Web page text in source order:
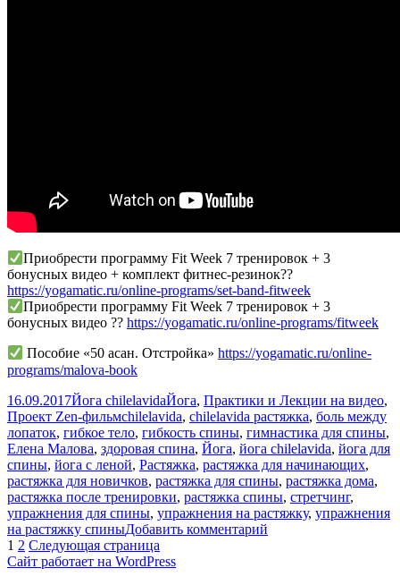
Приобрести программу Fit Week 7 тренировок + 3
бонусных видео + комплект фитнес-резинок??
https://yogamatic.ru/online-programs/set-band-fitweek
Приобрести программу Fit Week 7 тренировок + 3
бонусных видео ?? https://yogamatic.ru/online-programs/fitweek
Пособие «50 асан. Отстройка»https://yogamatic.ru/online-
programs/malova-book
Опубликовано
16.09.2017Автор
Йога chilelavidaРубрики
Йога, Практики и Лекции на видео,
Проект Zen-фильмМетки
chilelavida, chilelavida растяжка, боль между
лопаток, гибкое тело, гибкость спины, гимнастика для спины,
Елена Малова, здоровая спина, Йога, йога chilelavida, йога для
спины, йога с леной, Растяжка, растяжка для начинающих,
растяжка для новичков, растяжка для спины, растяжка дома,
растяжка после тренировки, растяжка спины, стретчинг,
упражнения для спины, упражнения на растяжку, упражнения
на растяжку спиныДобавить комментарий
Пагинация
записей
Страница
1 Страница
2 Следующая страница
Сайт работает на WordPress